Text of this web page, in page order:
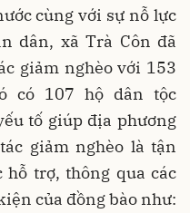
cùng với sự nỗ lực
dân, xã Trà Côn đã
giảm nghèo với 153
có 107 hộ dân tộc
tố giúp địa phương
giảm nghèo là tận
hỗ trợ, thông qua các
của đồng bào như: